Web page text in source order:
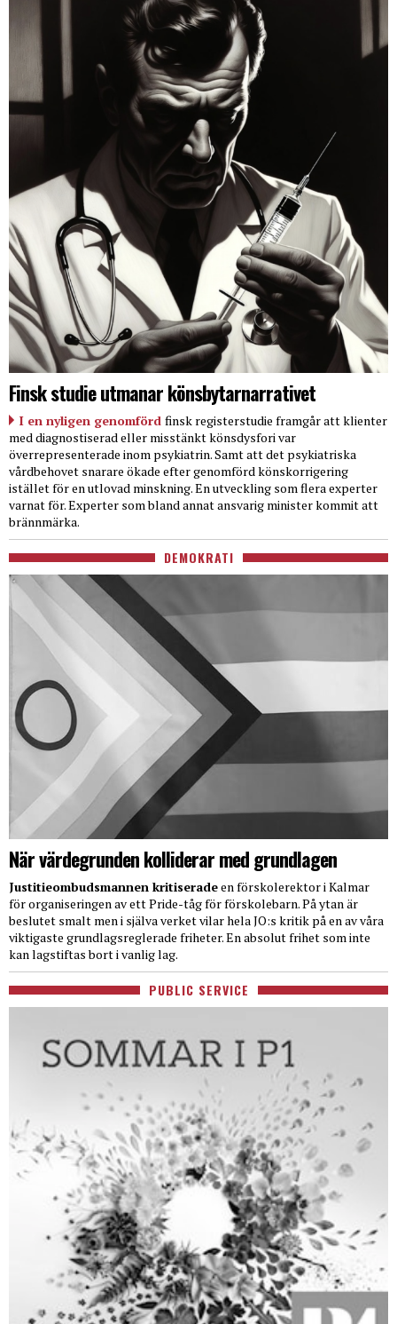
Finsk studie utmanar könsbytarnarrativet
I en nyligen genomförd finsk registerstudie framgår att klienter
med diagnostiserad eller misstänkt könsdysfori var
överrepresenterade inom psykiatrin. Samt att det psykiatriska
vårdbehovet snarare ökade efter genomförd könskorrigering
istället för en utlovad minskning. En utveckling som flera experter
varnat för. Experter som bland annat ansvarig minister kommit att
brännmärka.
DEMOKRATI
När värdegrunden kolliderar med grundlagen
Justitieombudsmannen kritiseradeen förskolerektor i Kalmar
för organiseringen av ett Pride-tåg för förskolebarn. På ytan är
beslutet smalt men i själva verket vilar hela JO:s kritik på en av våra
viktigaste grundlagsreglerade friheter. En absolut frihet som inte
kan lagstiftas bort i vanlig lag.
PUBLIC SERVICE